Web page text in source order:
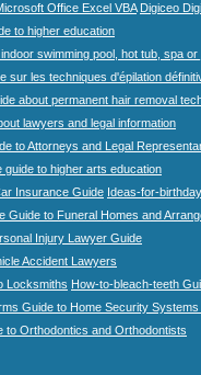
Office Excel VBA Digiceo
to higher education
swimming pool, hot tub, spa
sur les techniques d'épilation
about permanent hair removal
lawyers and legal information
to Attorneys and Legal
to higher arts education
Insurance Guide Ideas-for-
Guide to Funeral Homes and
Injury Lawyer Guide
Accident Lawyers
Locksmiths How-to-bleach-teeth
Guide to Home Security Systems
to Orthodontics and Orthodontists